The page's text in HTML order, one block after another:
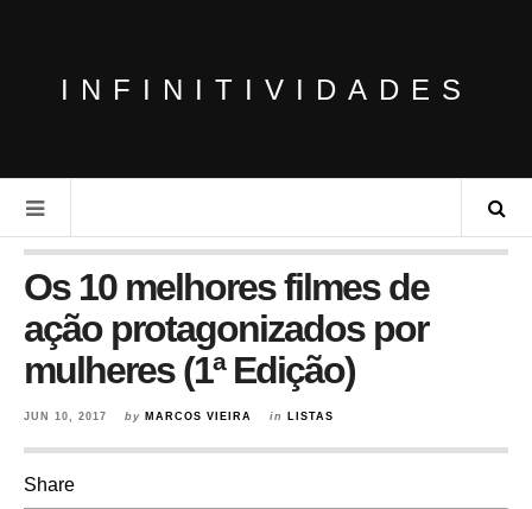
INFINITIVIDADES
Os 10 melhores filmes de
ação protagonizados por
mulheres (1ª Edição)
JUN 10, 2017 by MARCOS VIEIRA in LISTAS
Share